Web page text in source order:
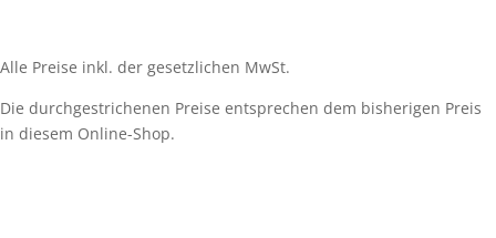
Alle Preise inkl. der gesetzlichen MwSt.
Die durchgestrichenen Preise entsprechen dem bisherigen Preis
in diesem Online-Shop.